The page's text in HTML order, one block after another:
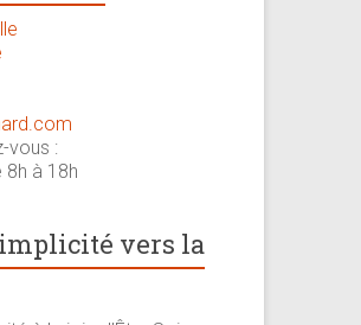
vous :
8h à 18h
vers la